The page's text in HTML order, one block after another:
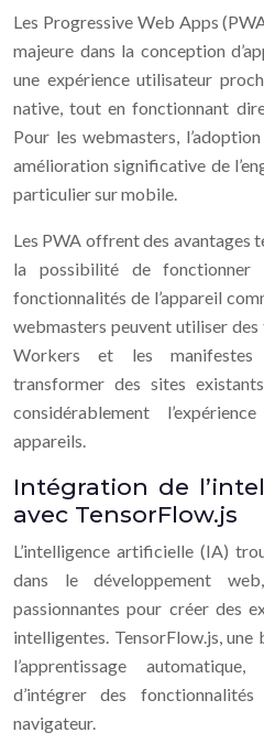
Les Progressive Web Apps
majeure dans la conception
une expérience utilisateur
native, tout en fonctionnant
Pour les webmasters,
amélioration significative de
particulier sur mobile.
Les PWA offrent des avantages
la possibilité de fonctionner
fonctionnalités de l’appareil
webmasters peuvent utiliser
Workers et les manifestes
transformer des sites
considérablement
appareils.
Intégration de
avec TensorFlow.js
L’intelligence artificielle (IA)
dans le développement
passionnantes pour créer des
intelligentes. TensorFlow.js,
l’apprentissage
d’intégrer des
navigateur.